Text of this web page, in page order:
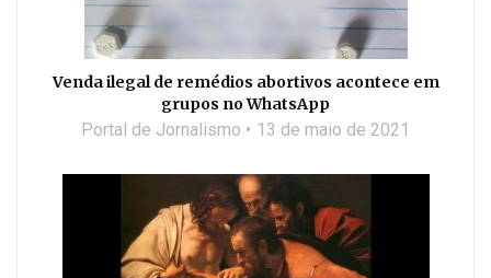
Venda ilegal de remédios abortivos acontece em
grupos no WhatsApp
Portal de Jornalismo 13 de maio de 2021